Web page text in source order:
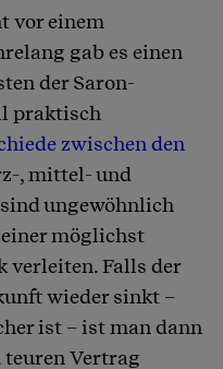
vor einem
gab es einen
der Saron-
praktisch
zwischen den
, mittel- und
ungewöhnlich
möglichst
verleiten. Falls der
wieder sinkt –
ist – ist man dann
teuren Vertrag